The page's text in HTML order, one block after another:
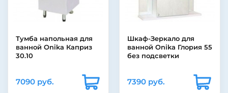
Тумба напольная для
ванной Onika Каприз
30.10
7090 руб.
Шкаф-Зеркало для
ванной Onika Глория 55
без подсветки
7390 руб.